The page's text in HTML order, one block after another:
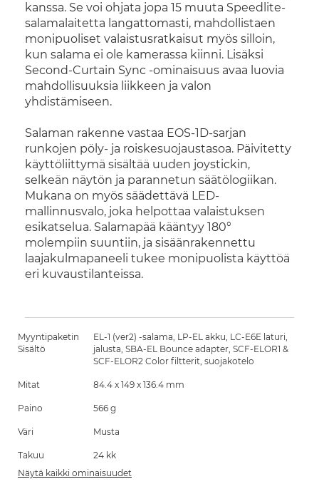
kanssa. Se voi ohjata jopa 15 muuta Speedlite-
salamalaitetta langattomasti, mahdollistaen
monipuoliset valaistusratkaisut myös silloin,
kun salama ei ole kamerassa kiinni. Lisäksi
Second-Curtain Sync -ominaisuus avaa luovia
mahdollisuuksia liikkeen ja valon
yhdistämiseen.
Salaman rakenne vastaa EOS-1D-sarjan
runkojen pöly- ja roiskesuojaustasoa. Päivitetty
käyttöliittymä sisältää uuden joystickin,
selkeän näytön ja parannetun säätölogiikan.
Mukana on myös säädettävä LED-
mallinnusvalo, joka helpottaa valaistuksen
esikatselua. Salamapää kääntyy 180°
molempiin suuntiin, ja sisäänrakennettu
laajakulmapaneeli tukee monipuolista käyttöä
eri kuvaustilanteissa.
Myyntipaketin
Sisältö
EL-1 (ver2) -salama, LP-EL akku, LC-E6E laturi,
jalusta, SBA-EL Bounce adapter, SCF-ELOR1 &
SCF-ELOR2 Color filtterit, suojakotelo
Mitat 84.4 x 149 x 136.4 mm
Paino 566 g
Väri Musta
Takuu
24 kk
Näytä kaikki ominaisuudet